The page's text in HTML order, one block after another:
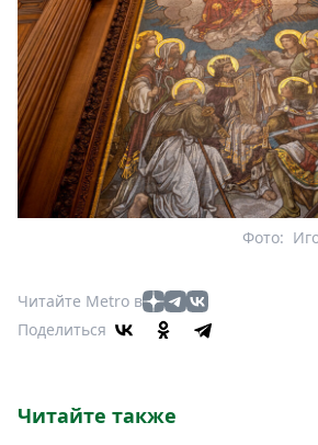
Фото:
Читайте Metro в
Поделиться
Читайте также